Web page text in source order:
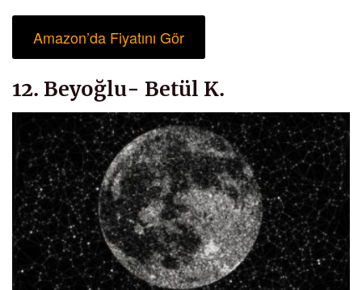
Amazon’da Fiyatını Gör
12. Beyoğlu- Betül K.